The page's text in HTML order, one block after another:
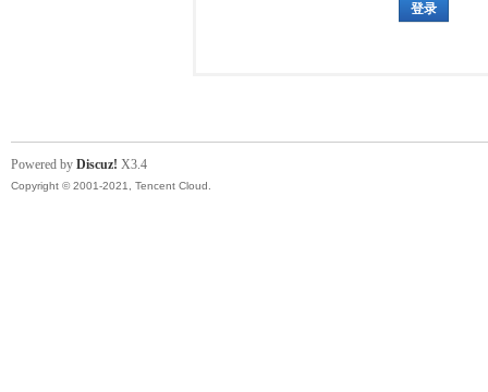
登录
Powered by Discuz! X3.4
Copyright © 2001-2021, Tencent Cloud.